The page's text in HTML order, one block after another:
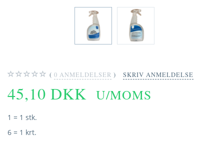
0 ANMELDELSER SKRIV ANMELDELSE
45,10 DKK U/MOMS
1 = 1 stk.
6 = 1 krt.